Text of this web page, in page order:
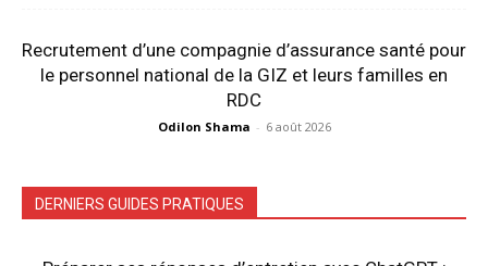
Recrutement d’une compagnie d’assurance santé pour
le personnel national de la GIZ et leurs familles en
RDC
Odilon Shama - 6 août 2026
DERNIERS GUIDES PRATIQUES